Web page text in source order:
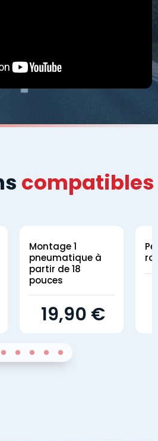
compatibles
Montage 1
pneumatique à
partir de 18
pouces
19,90 €
2Sur 43Sur 44Sur 45Sur 46Sur 4